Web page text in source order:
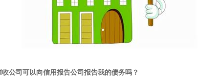
收公司可以向信用报告公司报告我的债务吗？